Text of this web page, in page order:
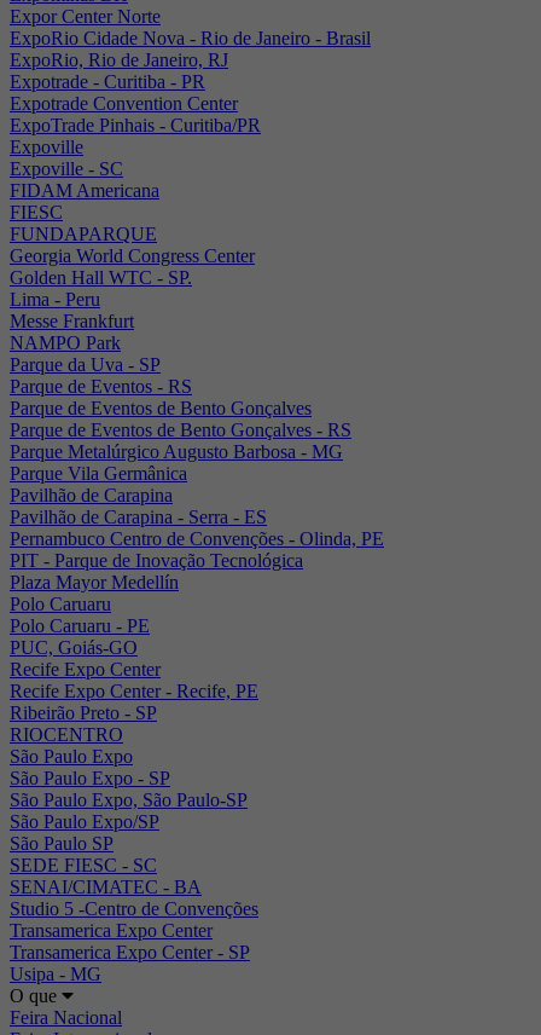
Expor Center Norte
ExpoRio Cidade Nova - Rio de Janeiro - Brasil
ExpoRio, Rio de Janeiro, RJ
Expotrade - Curitiba - PR
Expotrade Convention Center
ExpoTrade Pinhais - Curitiba/PR
Expoville
Expoville - SC
FIDAM Americana
FIESC
FUNDAPARQUE
Georgia World Congress Center
Golden Hall WTC - SP.
Lima - Peru
Messe Frankfurt
NAMPO Park
Parque da Uva - SP
Parque de Eventos - RS
Parque de Eventos de Bento Gonçalves
Parque de Eventos de Bento Gonçalves - RS
Parque Metalúrgico Augusto Barbosa - MG
Parque Vila Germânica
Pavilhão de Carapina
Pavilhão de Carapina - Serra - ES
Pernambuco Centro de Convenções - Olinda, PE
PIT - Parque de Inovação Tecnológica
Plaza Mayor Medellín
Polo Caruaru
Polo Caruaru - PE
PUC, Goiás-GO
Recife Expo Center
Recife Expo Center - Recife, PE
Ribeirão Preto - SP
RIOCENTRO
São Paulo Expo
São Paulo Expo - SP
São Paulo Expo, São Paulo-SP
São Paulo Expo/SP
São Paulo SP
SEDE FIESC - SC
SENAI/CIMATEC - BA
Studio 5 -Centro de Convenções
Transamerica Expo Center
Transamerica Expo Center - SP
Usipa - MG
O que
Feira Nacional